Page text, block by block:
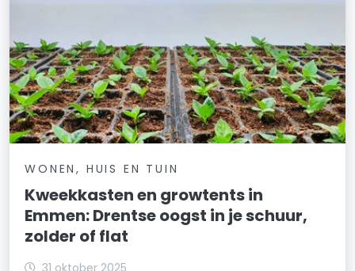
WONEN, HUIS EN TUIN
Kweekkasten en growtents in
Emmen: Drentse oogst in je schuur,
zolder of flat